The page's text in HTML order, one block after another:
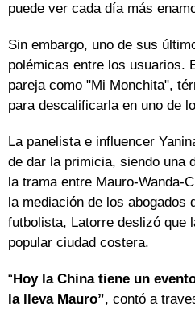
puede ver cada día más
Sin embargo, uno de sus
polémicas entre los usuarios.
pareja como "Mi Monchita",
para descalificarla en uno de
La panelista e influencer
de dar la primicia, siendo una
la trama entre Mauro-Wanda-
la mediación de los abogados
futbolista, Latorre deslizó que
popular ciudad costera.
“Hoy la China tiene un
la lleva Mauro”, contó a